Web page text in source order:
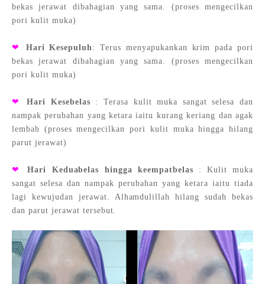
bekas jerawat dibahagian yang sama. (proses mengecilkan
pori kulit muka)
❤ Hari Kesepuluh: Terus menyapukankan krim pada pori
bekas jerawat dibahagian yang sama. (proses mengecilkan
pori kulit muka)
❤Hari Kesebelas : Terasa kulit muka sangat selesa dan
nampak perubahan yang ketara iaitu kurang keriang dan agak
lembab (proses mengecilkan pori kulit muka hingga hilang
parut jerawat)
❤Hari Keduabelas hingga keempatbelas : Kulit muka
sangat selesa dan nampak perubahan yang ketara iaitu tiada
lagi kewujudan jerawat. Alhamdulillah hilang sudah bekas
dan parut jerawat tersebut.